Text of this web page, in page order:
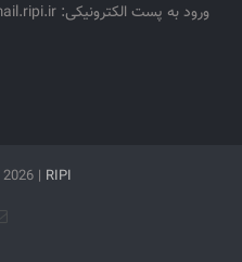
ورود به پست الکترونیکی: https://mail.ripi.ir
2026 | RIPI